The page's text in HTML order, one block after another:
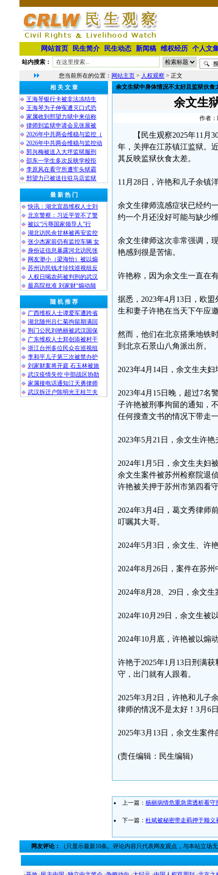
网站首页 民生简介 民生动态 新闻稿 维权经历 个人文
站内搜索：
您当前所在的位置： 网站主页 > 人权观察 > 正文
相 关 文 章
王海琴银行卡被非法冻结生
王海琴为子伸冤遭灭口式恐
家属收到邢望力狱中来信称
律师到监狱申请会见张展被
2026年中共两会维稳与监控（
2026年中共两会维稳与监控动
郭兴梅被送入大坪监狱服刑
邵东一学生多次反映学校拒
李原风在看守所遭牢头狱霸
邢望力已被送往驻马店监狱
最 新 热 门
快讯：湖北宜昌维权人士刘
北京警察：习近平管不了警
被以“污辱国家领导人”行
湖北访民余甘林被再安监控
张少杰家前仍有监控车辆 女
身份证信息暴露河北访民张
网友渺小（梁海怡）被以煽
苏州访民钱才珍找巡视组反
人权日喝农药被判刑的武汉
最高院批准 刘家财“煽动颠
随 机 推 荐
广西维权人士谭爱军遭跨省
湖北随州吕仁菊拘留期满回
荆门公民刘艳丽被武汉国保
广东维权人士郑创添被村干
浙江台州多位民众在巡视组
李和平儿子第三次被禁办护
刘家财案将开庭 石玉林被旅
武汉疫情失控 中部战区协助
家属接电话通知江天勇律师
武汉拆迁户陈明光王桂兰夫
余文生狱中身体情况不太好且监狱伙食
余文生
作者：
【民生观察2025年11
年，关押在江苏镇江监狱。
其反映监狱伙食太差。
11月28日，许艳和儿子余镇
余文生律师流感症状已经约
约一个月还没好可能与缺少
余文生律师这次非常强调，
艳感到很是苦恼。
许艳称，因为余文生一直在
据悉，2023年4月13日，欧
生和妻子许艳在当天下午应
然而，他们在北京搭乘地铁
到北京石景山八角派出所。
2023年4月14日，余文生夫
2023年4月15日晚，超过7名
子许艳被刑事拘留的通知，
任何搜查文书的情况下带走
2023年5月21日，余文生许
2024年1月5日，余文生夫妇
余文生案件被苏州检察院退
许艳被关押于苏州市第四看
2024年3月4日，葛文秀律师
叮嘱其大哥。
2024年5月3日，余文生、许
2024年8月26日，案件在苏
2024年8月28、29日，余文
2024年10月29日，余文生被
2024年10月底，许艳被以煽
许艳于2025年1月13日刑满
守，出门就有人跟着。
2025年3月2日，许艳和儿子
律师的情况不是太好！3月6
2025年3月13日，余文生案
(责任编辑：民生编辑)
上一篇： 杨丽病情危重急需透析看守
下一篇： 杜斌被秘密带走羁押于顺义
网友评论： （只显示最新10条。评论内容只代表网友观点，与本站立场